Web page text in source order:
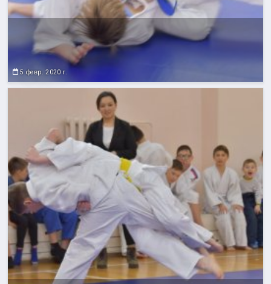
5 февр. 2020 г.